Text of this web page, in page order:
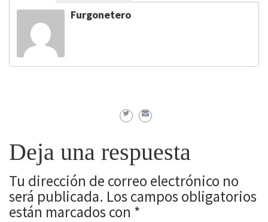
Furgonetero
Deja una respuesta
Tu dirección de correo electrónico no
será publicada. Los campos obligatorios
están marcados con *